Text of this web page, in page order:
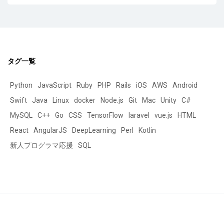
タグ一覧
Python JavaScript Ruby PHP Rails iOS AWS
Android
Swift
Java Linux docker Node.js Git Mac Unity
C#
MySQL
C++ Go CSS TensorFlow laravel vue.js
HTML
React
AngularJS DeepLearning Perl
Kotlin
新人プログラマ応援
SQL